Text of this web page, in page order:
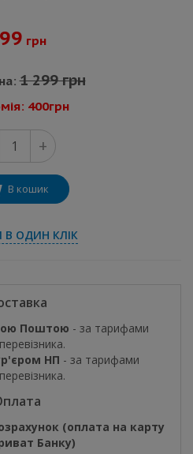
грн
1 299 грн
400грн
+
В кошик
В ОДИН КЛІК
Поштою - за тарифами
перевізника.
НП - за тарифами
перевізника.
(оплата на карту
Банку)